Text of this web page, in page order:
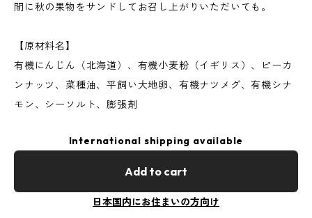
間に秋の果物をサンドしてお召し上がりいただいても。
【原材料名】
有機にんじん（北海道）、有機小麦粉（イギリス）、ピーカ
ンナッツ、菜種油、平飼い大地卵、有機ナツメグ、有機シナ
モン、シーソルト、膨張剤
International shipping available
Add to cart
日本国内にお住まいの方向け